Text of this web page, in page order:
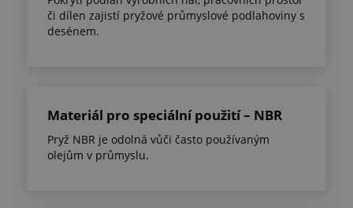
či dílen zajistí pryžové průmyslové podlahoviny s
desénem.
Materiál pro speciální použití – NBR
Pryž NBR je odolná vůči často používaným
olejům v průmyslu.